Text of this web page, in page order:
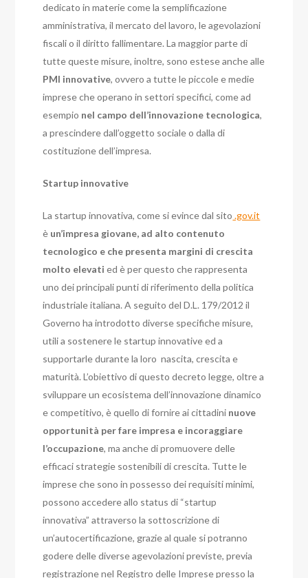
dedicato in materie come la semplificazione
amministrativa, il mercato del lavoro, le agevolazioni
fiscali o il diritto fallimentare. La maggior parte di
tutte queste misure, inoltre, sono estese anche alle
PMI innovative, ovvero a tutte le piccole e medie
imprese che operano in settori specifici, come ad
esempio nel campo dell’innovazione tecnologica,
a prescindere dall’oggetto sociale o dalla di
costituzione dell’impresa.
Startup innovative
La startup innovativa, come si evince dal sito .gov.it
è un’impresa giovane, ad alto contenuto
tecnologico e che presenta margini di crescita
molto elevati ed è per questo che rappresenta
uno dei principali punti di riferimento della politica
industriale italiana. A seguito del D.L. 179/2012 il
Governo ha introdotto diverse specifiche misure,
utili a sostenere le startup innovative ed a
supportarle durante la loro nascita, crescita e
maturità. L’obiettivo di questo decreto legge, oltre a
sviluppare un ecosistema dell’innovazione dinamico
e competitivo, è quello di fornire ai cittadini nuove
opportunità per fare impresa e incoraggiare
l’occupazione, ma anche di promuovere delle
efficaci strategie sostenibili di crescita. Tutte le
imprese che sono in possesso dei requisiti minimi,
possono accedere allo status di “startup
innovativa” attraverso la sottoscrizione di
un’autocertificazione, grazie al quale si potranno
godere delle diverse agevolazioni previste, previa
registrazione nel Registro delle Imprese presso la